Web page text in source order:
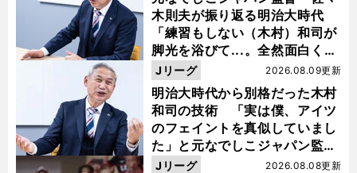
木則夫が振り返る明治大時代
「練習もしない（木村）和司が
脚光を浴びて...。全然面白くな
い４年間でした」
明治大時代から別格だった木村
和司の技術 「実は僕、アイツ
のフェイントを真似していまし
た」と元なでしこジャパン監
督・佐々木則夫
2026.08.09更新
Jリーグ
2026.08.08更新
Jリーグ